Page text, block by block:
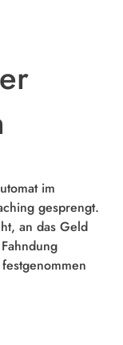
im
gesprengt.
an das Geld